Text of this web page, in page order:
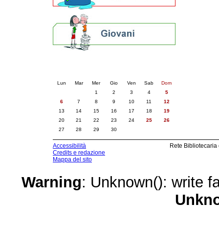
Lun Mar Mer Gio Ven Sab
Dom
1
2 3 4
5
6
7 8 9 10 11
12
13
14 15 16 17 18
19
20
21 22 23 24 25
26
27
28 29 30
Accessibilità
Credits e redazione
Mappa del sito
Rete
Warning: Unknown(): write